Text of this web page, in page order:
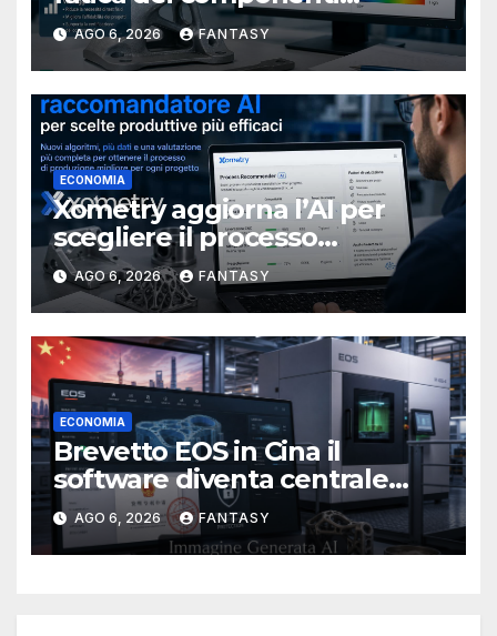
metallici stampati in 3D
AGO 6, 2026 FANTASY
ECONOMIA
Xometry aggiorna l’AI per
scegliere il processo
produttivo più adatto
AGO 6, 2026 FANTASY
ECONOMIA
Brevetto EOS in Cina il
software diventa centrale
nella stampa 3D industriale
AGO 6, 2026 FANTASY